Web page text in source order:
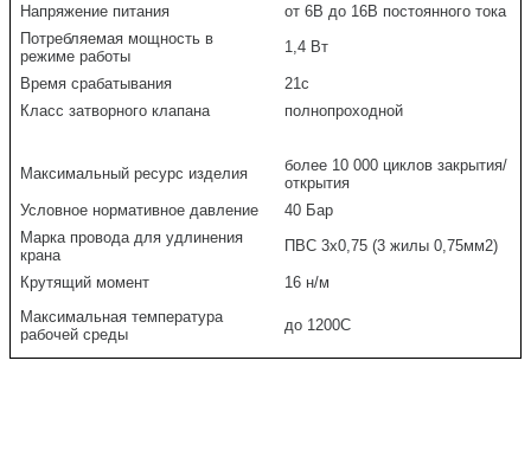
Напряжение питания
от 6В до 16В постоянного тока
Потребляемая мощность в
режиме работы
1,4 Вт
Время срабатывания
21с
Класс затворного клапана
полнопроходной
Максимальный ресурс изделия
более 10 000 циклов закрытия/
открытия
Условное нормативное давление
40 Бар
Марка провода для удлинения
крана
ПВС 3х0,75 (3 жилы 0,75мм2)
Крутящий момент
16 н/м
Максимальная температура
рабочей среды
до 1200С